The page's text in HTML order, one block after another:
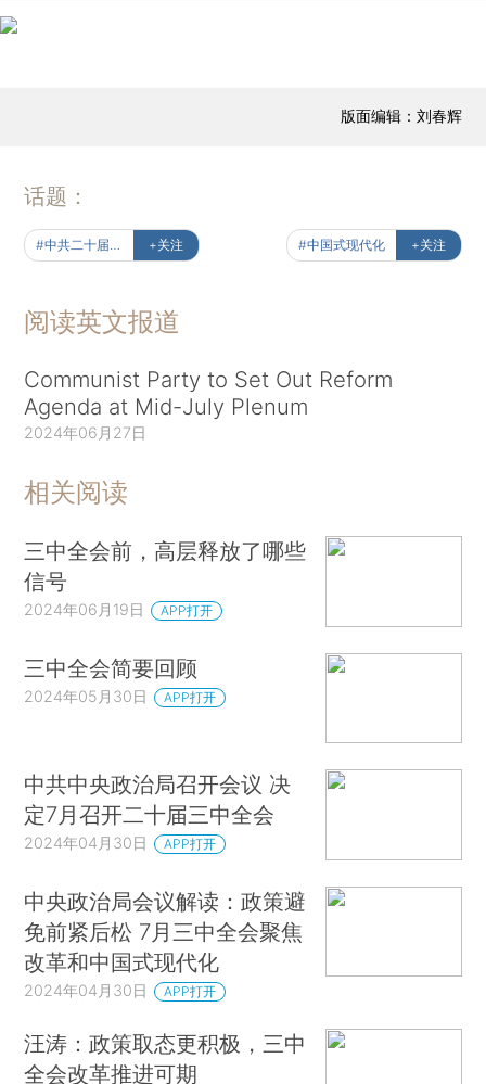
版面编辑：刘春辉
话题：
+关注 #中国式现代化 +关注
阅读英文报道
Communist Party to Set Out Reform
Agenda at Mid-July Plenum
2024年06月27日
相关阅读
三中全会前，高层释放了哪些
信号
2024年06月19日 APP打开
三中全会简要回顾
2024年05月30日 APP打开
中共中央政治局召开会议 决
定7月召开二十届三中全会
2024年04月30日 APP打开
中央政治局会议解读：政策避
免前紧后松 7月三中全会聚焦
改革和中国式现代化
2024年04月30日 APP打开
汪涛：政策取态更积极，三中
全会改革推进可期